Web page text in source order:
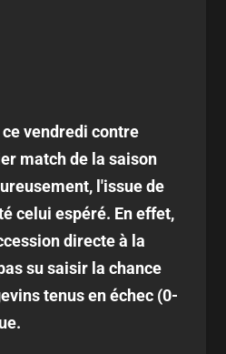
vendredi contre
match de la saison
l'issue de
celui espéré. En effet,
directe à la
su saisir la chance
tenus en échec (0-